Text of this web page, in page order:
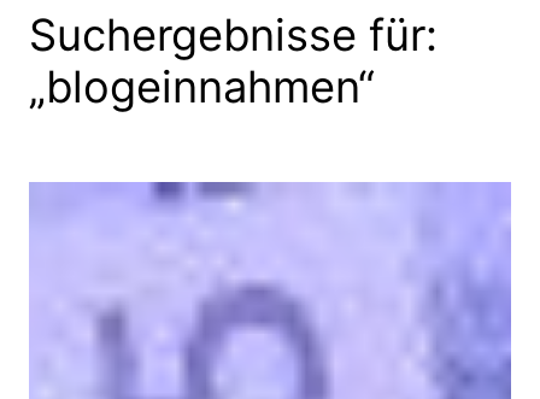
Suchergebnisse für:
„blogeinnahmen“